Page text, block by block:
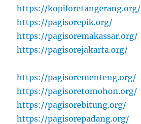
https://kopiforetangerang.org/
https://pagisorepik.org/
https://pagisoremakassar.org/
https://pagisorejakarta.org/
https://pagisorementeng.org/
https://pagisoretomohon.org/
https://pagisorebitung.org/
https://pagisorepadang.org/